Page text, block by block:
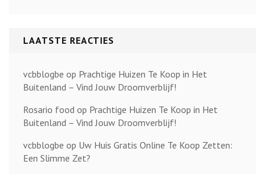
LAATSTE REACTIES
vcbblogbe op Prachtige Huizen Te Koop in Het
Buitenland – Vind Jouw Droomverblijf!
Rosario food op Prachtige Huizen Te Koop in Het
Buitenland – Vind Jouw Droomverblijf!
vcbblogbe op Uw Huis Gratis Online Te Koop Zetten:
Een Slimme Zet?